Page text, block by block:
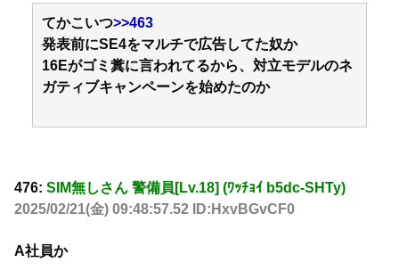
てかこいつ>>463
発表前にSE4をマルチで広告してた奴か
16Eがゴミ糞に言われてるから、対立モデルのネ
ガティブキャンペーンを始めたのか
476: SIM無しさん 警備員[Lv.18] (ﾜｯﾁｮｲ b5dc-SHTy)
2025/02/21(金) 09:48:57.52 ID:HxvBGvCF0
A社員か